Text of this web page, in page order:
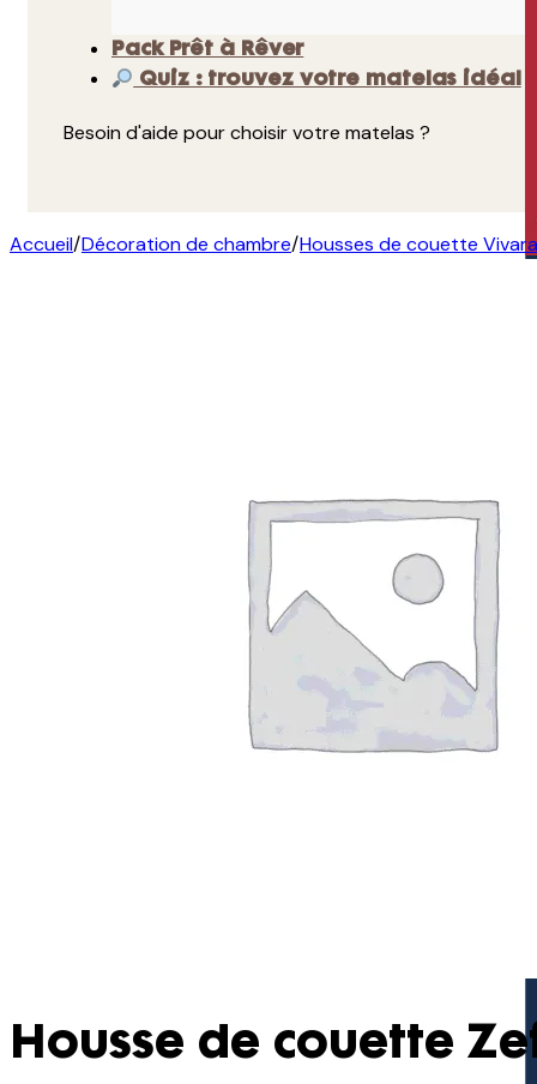
Pack Prêt à Rêver
Quiz : trouvez votre matelas idéal
Besoin d'aide pour choisir votre matelas ?
Accueil/Décoration de chambre/Housses de couette
Housse de couette